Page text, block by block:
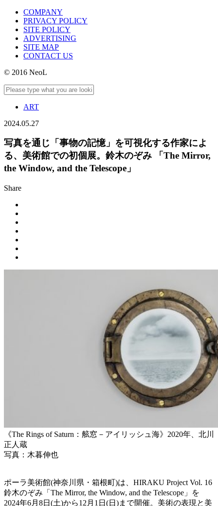
COMPANY
PRIVACY POLICY
SITE POLICY
ADVERTISING
SITE MAP
CONTACT US
© 2016 NeoL
ART
2024.05.27
写真を通じ「事物の記憶」を可視化する作家によ
る、美術館での初個展。鈴木のぞみ 「The Mirror,
the Window, and the Telescope」
Share
《The Rings of Saturn：舷窓－アイリッシュ海》2020年、北川
正人蔵
写真：木暮伸也
ポーラ美術館(神奈川県・箱根町)は、HIRAKU Project Vol. 16
鈴木のぞみ「The Mirror, the Window, and the Telescope」を
2024年6月8日(土)から12月1日(日)まで開催。美術の表現と美